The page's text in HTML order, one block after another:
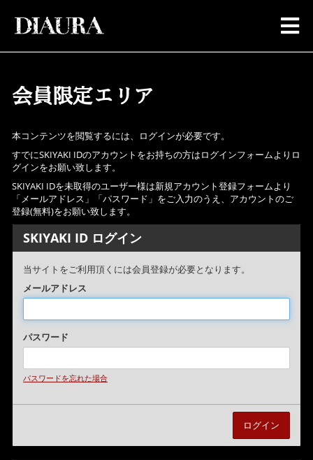
会員限定エリア
本コンテンツを閲覧するには、ログインが必要です。
すでにSKIYAKI IDのアカウントをお持ちの方はログインフォームよりロ
グインをお願い致します。
SKIYAKI IDを未取得のユーザー様は新規アカウント登録フォームより
「メールアドレス」「パスワード」をご入力のうえ、アカウントのご
登録(無料)をお願い致します。
SKIYAKI ID ログイン
当サイトをご利用頂くには会員登録が必要となります。
メールアドレス
パスワード
パスワードを忘れた場合